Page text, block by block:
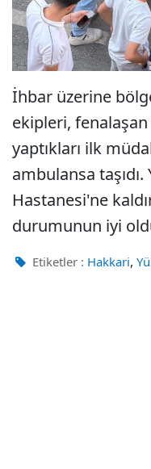
İhbar üzerine
ekipleri,
yaptıkları ilk
ambulansa
Hastanesi'ne
durumunun iyi
Etiketler : Hakkari,